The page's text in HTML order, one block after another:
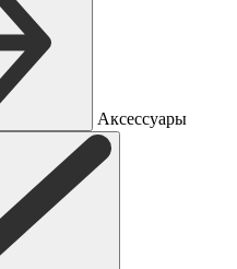
Аксессуары